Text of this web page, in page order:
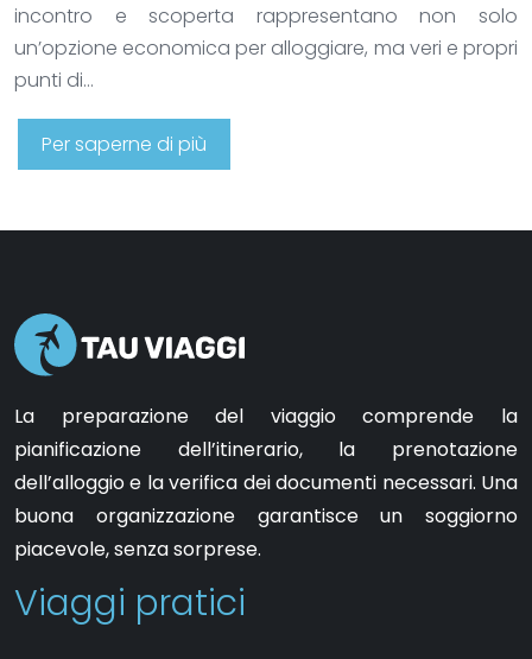
incontro e scoperta rappresentano non solo
un’opzione economica per alloggiare, ma veri e propri
punti di…
Per saperne di più
La preparazione del viaggio comprende la
pianificazione dell’itinerario, la prenotazione
dell’alloggio e la verifica dei documenti necessari. Una
buona organizzazione garantisce un soggiorno
piacevole, senza sorprese.
Viaggi pratici